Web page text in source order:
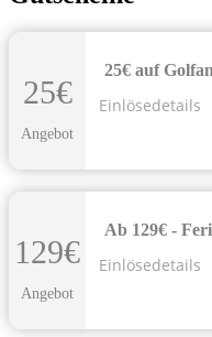
25€
Angebot
25€ auf
Einlösedetails
129€
Angebot
Ab 129€ -
Einlösedetails